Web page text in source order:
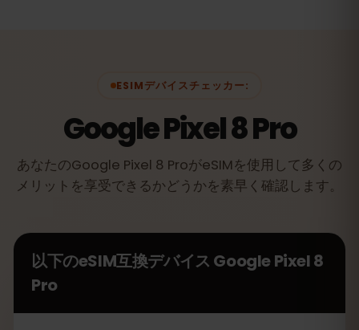
ESIMデバイスチェッカー:
Google Pixel 8 Pro
あなたのGoogle Pixel 8 ProがeSIMを使用して多くの
メリットを享受できるかどうかを素早く確認します。
以下のeSIM互換デバイス Google Pixel 8
Pro